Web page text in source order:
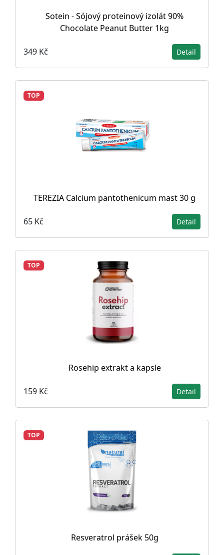
Sotein - Sójový proteinový izolát 90%
Chocolate Peanut Butter 1kg
349 Kč Detail
TOP
TEREZIA Calcium pantothenicum mast 30 g
65 Kč Detail
TOP
Rosehip extrakt a kapsle
159 Kč Detail
TOP
Resveratrol prášek 50g